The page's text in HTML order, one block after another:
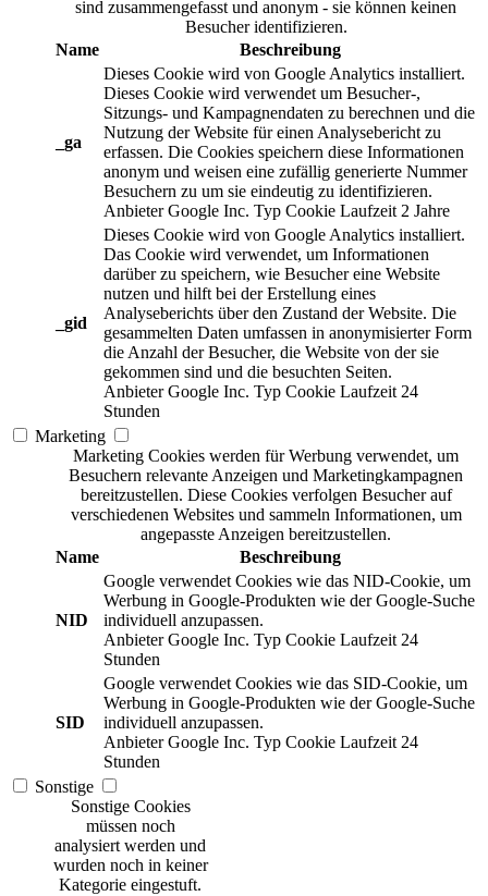
sind zusammengefasst und anonym - sie können keinen
Besucher identifizieren.
Name
Beschreibung
_ga
Dieses Cookie wird von Google Analytics installiert.
Dieses Cookie wird verwendet um Besucher-,
Sitzungs- und Kampagnendaten zu berechnen und die
Nutzung der Website für einen Analysebericht zu
erfassen. Die Cookies speichern diese Informationen
anonym und weisen eine zufällig generierte Nummer
Besuchern zu um sie eindeutig zu identifizieren.
Anbieter Google Inc. Typ Cookie Laufzeit 2 Jahre
_gid
Dieses Cookie wird von Google Analytics installiert.
Das Cookie wird verwendet, um Informationen
darüber zu speichern, wie Besucher eine Website
nutzen und hilft bei der Erstellung eines
Analyseberichts über den Zustand der Website. Die
gesammelten Daten umfassen in anonymisierter Form
die Anzahl der Besucher, die Website von der sie
gekommen sind und die besuchten Seiten.
Anbieter Google Inc. Typ Cookie Laufzeit 24
Stunden
Marketing
Marketing Cookies werden für Werbung verwendet, um
Besuchern relevante Anzeigen und Marketingkampagnen
bereitzustellen. Diese Cookies verfolgen Besucher auf
verschiedenen Websites und sammeln Informationen, um
angepasste Anzeigen bereitzustellen.
Name
Beschreibung
NID
Google verwendet Cookies wie das NID-Cookie, um
Werbung in Google-Produkten wie der Google-Suche
individuell anzupassen.
Anbieter Google Inc. Typ Cookie Laufzeit 24
Stunden
SID
Google verwendet Cookies wie das SID-Cookie, um
Werbung in Google-Produkten wie der Google-Suche
individuell anzupassen.
Anbieter Google Inc. Typ Cookie Laufzeit 24
Stunden
Sonstige
Sonstige Cookies
müssen noch
analysiert werden und
wurden noch in keiner
Kategorie eingestuft.